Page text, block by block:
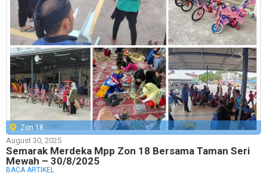
Zon 18
August 30, 2025
Semarak Merdeka Mpp Zon 18 Bersama Taman Seri
Mewah – 30/8/2025
BACA ARTIKEL